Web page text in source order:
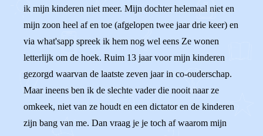
ik mijn kinderen niet meer. Mijn dochter helemaal niet en
mijn zoon heel af en toe (afgelopen twee jaar drie keer) en
via what'sapp spreek ik hem nog wel eens Ze wonen
letterlijk om de hoek. Ruim 13 jaar voor mijn kinderen
gezorgd waarvan de laatste zeven jaar in co-ouderschap.
Maar ineens ben ik de slechte vader die nooit naar ze
omkeek, niet van ze houdt en een dictator en de kinderen
zijn bang van me. Dan vraag je je toch af waarom mijn